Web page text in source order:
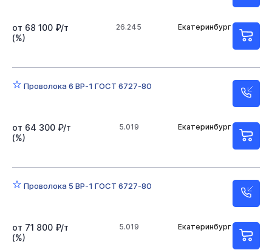
Екатеринбург
26.245
от 68 100 ₽/т
(%)
Проволока 6 ВР-1 ГОСТ 6727-80
Екатеринбург
5.019
от 64 300 ₽/т
(%)
Проволока 5 ВР-1 ГОСТ 6727-80
Екатеринбург
5.019
от 71 800 ₽/т
(%)